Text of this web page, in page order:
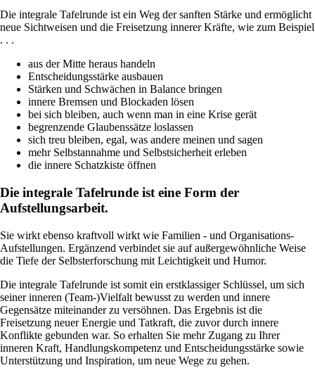
Die integrale Tafelrunde ist ein Weg der sanften Stärke und ermöglicht
neue Sichtweisen und die Freisetzung innerer Kräfte, wie zum Beispiel
. . .
aus der Mitte heraus handeln
Entscheidungsstärke ausbauen
Stärken und Schwächen in Balance bringen
innere Bremsen und Blockaden lösen
bei sich bleiben, auch wenn man in eine Krise gerät
begrenzende Glaubenssätze loslassen
sich treu bleiben, egal, was andere meinen und sagen
mehr Selbstannahme und Selbstsicherheit erleben
die innere Schatzkiste öffnen
Die integrale Tafelrunde ist eine Form der
Aufstellungsarbeit.
Sie wirkt ebenso kraftvoll wirkt wie Familien - und Organisations-
Aufstellungen. Ergänzend verbindet sie auf außergewöhnliche Weise
die Tiefe der Selbsterforschung mit Leichtigkeit und Humor.
Die integrale Tafelrunde ist somit ein erstklassiger Schlüssel, um sich
seiner inneren (Team-)Vielfalt bewusst zu werden und innere
Gegensätze miteinander zu versöhnen. Das Ergebnis ist die
Freisetzung neuer Energie und Tatkraft, die zuvor durch innere
Konflikte gebunden war. So erhalten Sie mehr Zugang zu Ihrer
inneren Kraft, Handlungskompetenz und Entscheidungsstärke sowie
Unterstützung und Inspiration, um neue Wege zu gehen.